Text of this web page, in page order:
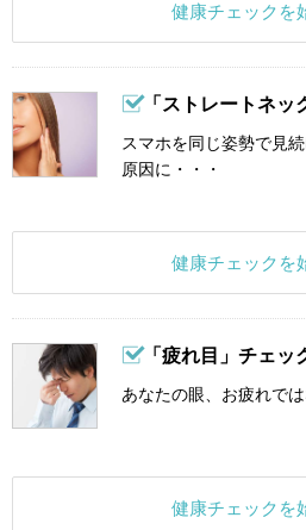
健康チェックを
「ストレートネッ
スマホを同じ姿勢で見
原因に・・・
健康チェックを
「疲れ目」チェッ
あなたの眼、お疲れで
健康チェックを